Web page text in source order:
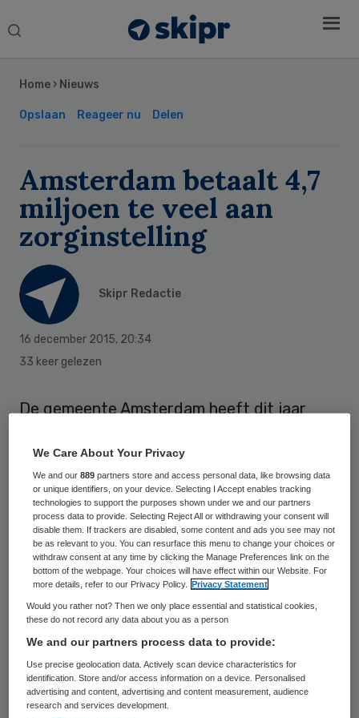
Search
Home › Nieuws
Opslaan Reageer nu Delen
Amsterdam betaalt 4,7
miljoen te veel aan
zorginstelling
Skipr Redactie
16 december 2015, 20:34
33 keer gelezen
De gemeente Amsterdam heeft dit jaar
diverse instellingen, waaronder ruim 4,7
miljoen euro aan een zorginstelling. Het
gaat om dubbele betalingen die per ongeluk
zijn uitgevoerd, schrijft het college van
burgemeester en wethouders in een brief
aan de gemeenteraad, volgens het Parool.
De zorginstelling, waarvan de naam niet
bekend is gemaakt, heeft het te veel
ontvangen bedrag inmiddels teruggegeven.
Het gaat verder om nog twee dubbele
betalingen. Aan de afdeling Re-integratie en
Sidebar
We Care About Your Privacy
We and our889 partners store and access personal data, like browsing data
or unique identifiers, on your device. Selecting I Accept enables tracking
technologies to support the purposes shown under we and our partners
process data to provide. Selecting Reject All or withdrawing your consent will
disable them. If trackers are disabled, some content and ads you see may not
be as relevant to you. You can resurface this menu to change your choices or
withdraw consent at any time by clicking the Manage Preferences link on the
bottom of the webpage. Your choices will have effect within our Website. For
more details, refer to our Privacy Policy.
Privacy Statement
Would you rather not? Then we only place essential and statistical cookies,
these do not record any data about you as a person
We and our partners process data to provide:
Use precise geolocation data. Actively scan device characteristics for
identification. Store and/or access information on a device. Personalised
advertising and content, advertising and content measurement, audience
research and services development.